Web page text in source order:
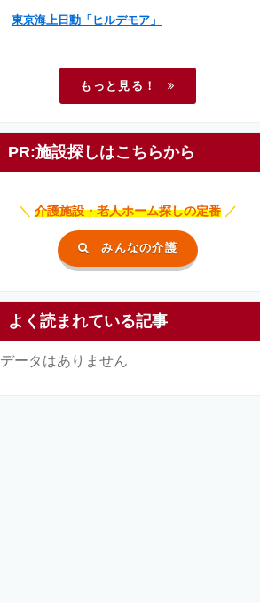
東京海上日動「ヒルデモア」
もっと見る！
PR:施設探しはこちらから
＼ 介護施設・老人ホーム探しの定番 ／
みんなの介護
よく読まれている記事
データはありません